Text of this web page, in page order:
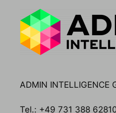
ADMIN INTELLIGENCE
Tel.: +49 731 388